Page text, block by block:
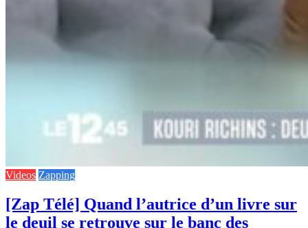
Videos Zapping
[Zap Télé] Quand l’autrice d’un livre sur
le deuil se retrouve sur le banc des